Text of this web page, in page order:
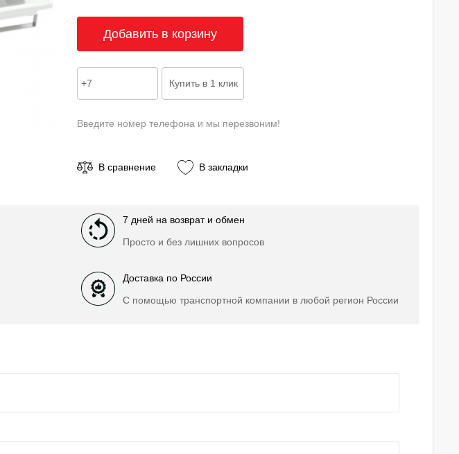
Введите номер телефона и мы перезвоним!
В сравнение В закладки
7 дней на возврат и обмен
Просто и без лишних вопросов
Доставка по России
С помощью транспортной компании в любой регион России